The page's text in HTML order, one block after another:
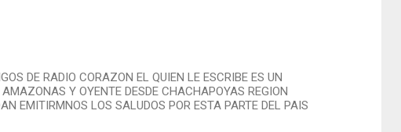
DE RADIO CORAZON EL QUIEN LE ESCRIBE ES UN
Y OYENTE DESDE CHACHAPOYAS REGION
EMITIRMNOS LOS SALUDOS POR ESTA PARTE DEL PAIS